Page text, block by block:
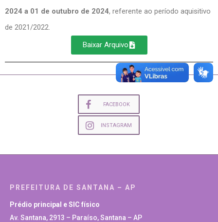
2024 a 01 de outubro de 2024, referente ao período aquisitivo
de 2021/2022.
Baixar Arquivo
FACEBOOK
INSTAGRAM
PREFEITURA DE SANTANA – AP
Prédio principal e SIC físico
Av. Santana, 2913 – Paraíso, Santana – AP